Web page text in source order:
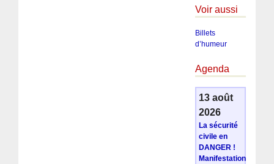
Voir aussi
Billets
d’humeur
Agenda
13 août
2026
La sécurité
civile en
DANGER !
Manifestation